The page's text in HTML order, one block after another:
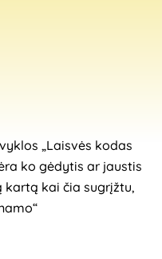
„Laisvės kodas
ko gėdytis ar jaustis
kartą kai čia sugrįžtu,